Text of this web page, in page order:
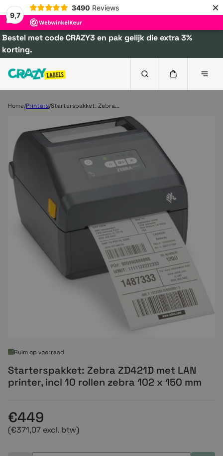
9,7
3490 Reviews ×
Bestel met code CRAZY3 en pak gelijk die extra 3%
korting.
Home Printers Starterspakket: Zebra...
Ruim op voorraad
Starterspakket: Zebra ZD421D met LAN
printer, incl 10 rollen zebra 102 x 150 mm
€449
(€371,07 excl. btw)